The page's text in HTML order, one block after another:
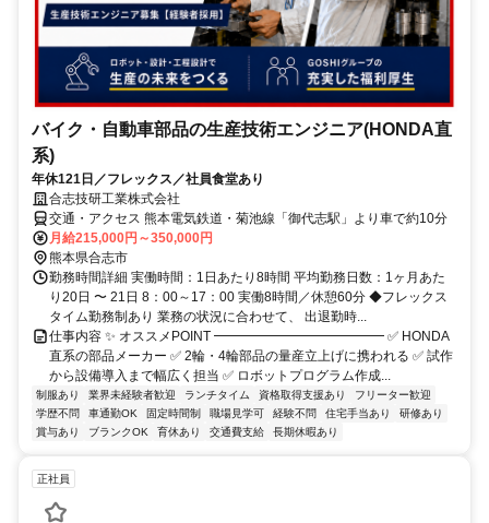
バイク・自動車部品の生産技術エンジニア(HONDA直
系)
年休121日／フレックス／社員食堂あり
合志技研工業株式会社
交通・アクセス 熊本電気鉄道・菊池線「御代志駅」より車で約10分
月給215,000円～350,000円
熊本県合志市
勤務時間詳細 実働時間：1日あたり8時間 平均勤務日数：1ヶ月あた
り20日 〜 21日 8：00～17：00 実働8時間／休憩60分 ◆フレックス
タイム勤務制あり 業務の状況に合わせて、 出退勤時...
仕事内容 ✨ オススメPOINT ━━━━━━━━━━━━━ ✅ HONDA
直系の部品メーカー ✅ 2輪・4輪部品の量産立上げに携われる ✅ 試作
から設備導入まで幅広く担当 ✅ ロボットプログラム作成...
制服あり 業界未経験者歓迎 ランチタイム 資格取得支援あり
フリーター歓迎
学歴不問
車通勤OK 固定時間制 職場見学可 経験不問 住宅手当あり
研修あり
賞与あり
ブランクOK 育休あり 交通費支給 長期休暇あり
正社員